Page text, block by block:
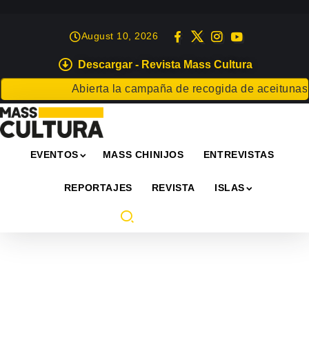
Descargar - Revista Mass Cultura
la campaña de recogida de aceitunasEl Bebedero
August 10, 2026
EVENTOS MASS CHINIJOS ENTREVISTAS
REPORTAJES REVISTA ISLAS